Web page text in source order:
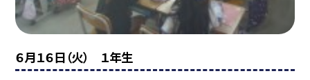
６月１６日（火） １年生